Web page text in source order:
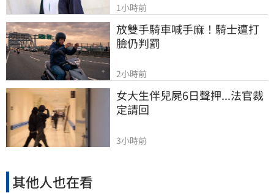
1小時前
放雙手騎車喊手麻！騎士遭打
臉仍判罰
2小時前
女大生伴兒屍6日聲押...法官裁
定請回
3小時前
其他人也在看